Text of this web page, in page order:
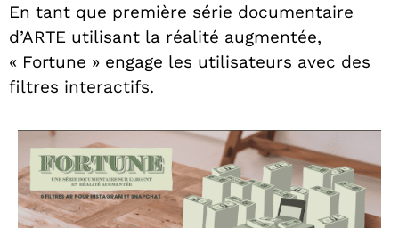
En tant que première série documentaire
d’ARTE utilisant la réalité augmentée,
« Fortune » engage les utilisateurs avec des
filtres interactifs.